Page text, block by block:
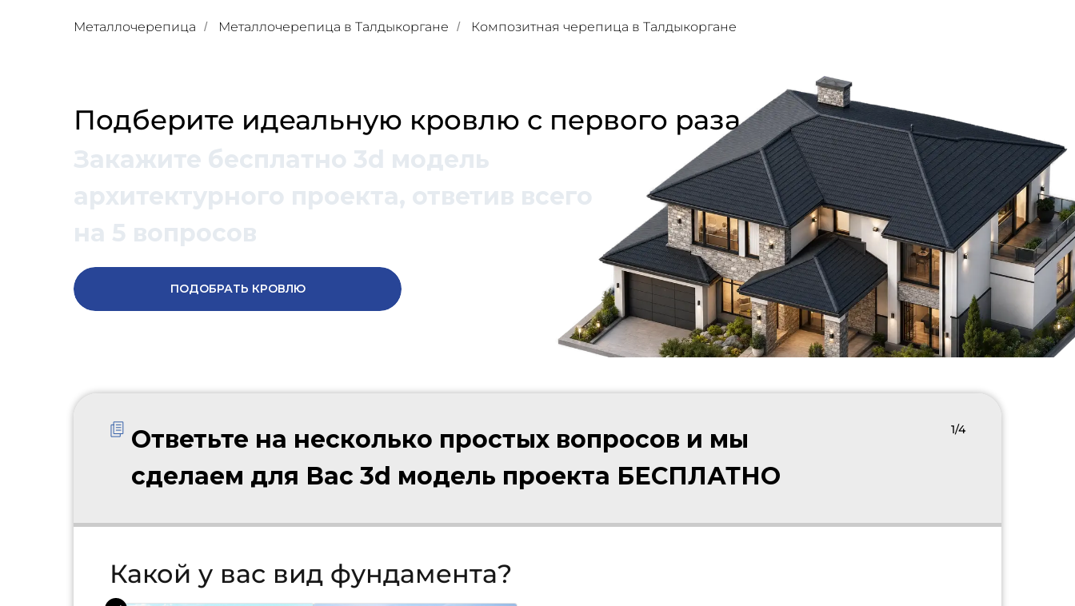
Металлочерепица / Металлочерепица в Талдыкоргане / Композитная черепица в Талдыкоргане
ПОДОБРАТЬ КРОВЛЮ
Подберите идеальную кровлю с первого раза
Закажите бесплатно 3d модель
архитектурного проекта, ответив всего
на 5 вопросов
Ответьте на несколько простых вопросов и мы
сделаем для Вас 3d модель проекта БЕСПЛАТНО
1/4
Какой у вас вид фундамента?